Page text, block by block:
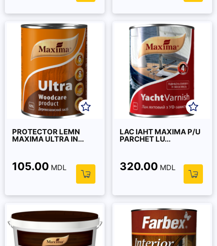
PROTECTOR LEMN
MAXIMA ULTRA IN...
105.00 MDL
LAC IAHT MAXIMA P/U
PARCHET LU...
320.00 MDL